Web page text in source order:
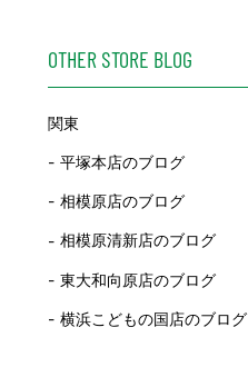
OTHER STORE BLOG
関東
平塚本店のブログ
相模原店のブログ
相模原清新店のブログ
東大和向原店のブログ
横浜こどもの国店のブログ